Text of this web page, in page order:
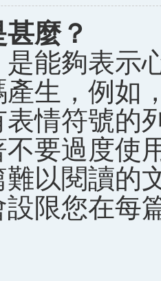
麼？
能夠表示
生，例如
情符號的
要過度使
以閱讀的
限您在每